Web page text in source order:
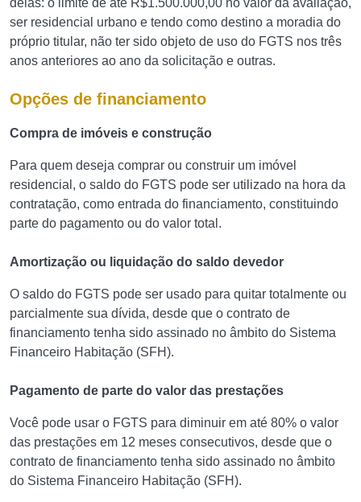
delas: o limite de até R$1.500.000,00 no valor da avaliação,
ser residencial urbano e tendo como destino a moradia do
próprio titular, não ter sido objeto de uso do FGTS nos três
anos anteriores ao ano da solicitação e outras.
Opções de financiamento
Compra de imóveis e construção
Para quem deseja comprar ou construir um imóvel
residencial, o saldo do FGTS pode ser utilizado na hora da
contratação, como entrada do financiamento, constituindo
parte do pagamento ou do valor total.
Amortização ou liquidação do saldo devedor
O saldo do FGTS pode ser usado para quitar totalmente ou
parcialmente sua dívida, desde que o contrato de
financiamento tenha sido assinado no âmbito do Sistema
Financeiro Habitação (SFH).
Pagamento de parte do valor das prestações
Você pode usar o FGTS para diminuir em até 80% o valor
das prestações em 12 meses consecutivos, desde que o
contrato de financiamento tenha sido assinado no âmbito
do Sistema Financeiro Habitação (SFH).